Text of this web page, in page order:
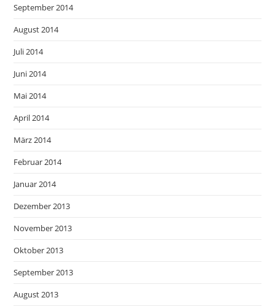
September 2014
August 2014
Juli 2014
Juni 2014
Mai 2014
April 2014
März 2014
Februar 2014
Januar 2014
Dezember 2013
November 2013
Oktober 2013
September 2013
August 2013